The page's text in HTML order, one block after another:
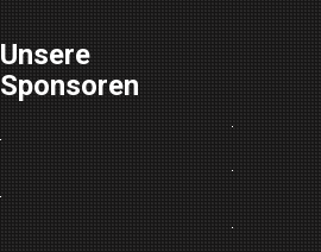
Unsere
Sponsoren